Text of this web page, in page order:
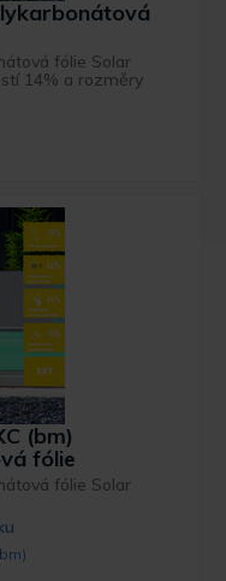
fólie Solar
14% a rozměry
(bm)
fólie
fólie Solar